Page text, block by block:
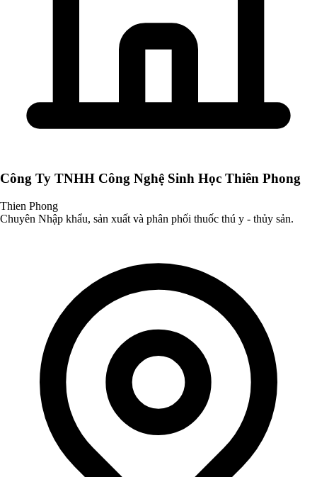
Công Ty TNHH Công Nghệ Sinh Học Thiên Phong
Thien Phong
Chuyên Nhập khẩu, sản xuất và phân phối thuốc thú y - thủy sản.